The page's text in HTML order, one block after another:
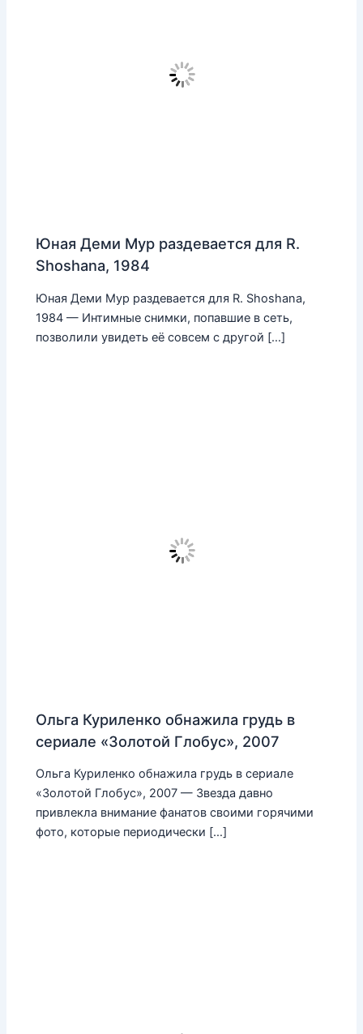
Юная Деми Мур раздевается для R.
Shoshana, 1984
Юная Деми Мур раздевается для R. Shoshana,
1984 — Интимные снимки, попавшие в сеть,
позволили увидеть её совсем с другой […]
Ольга Куриленко обнажила грудь в
сериале «Золотой Глобус», 2007
Ольга Куриленко обнажила грудь в сериале
«Золотой Глобус», 2007 — Звезда давно
привлекла внимание фанатов своими горячими
фото, которые периодически […]